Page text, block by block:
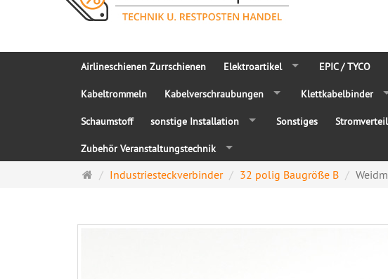
Airlineschienen Zurrschienen Elektroartikel EPIC / TYCO
Kabeltrommeln Kabelverschraubungen Klettkabelbinder
Schaumstoff sonstige Installation Sonstiges
Zubehör Veranstaltungstechnik
Startseite
Industriesteckverbinder 32 polig Baugröße B